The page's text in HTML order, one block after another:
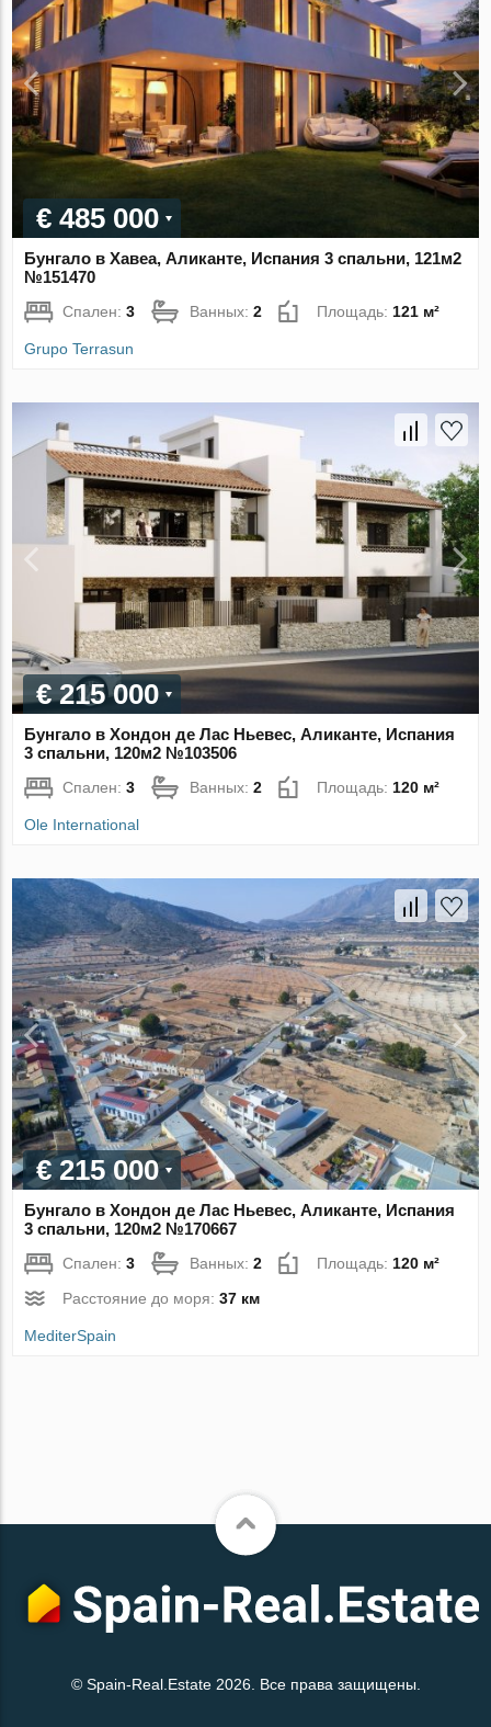
€ 485 000
Бунгало в Хавеа, Аликанте, Испания 3 спальни, 121м2
№151470
Спален:3 Ванных:2 Площадь: 121 м²
Grupo Terrasun
€ 215 000
Бунгало в Хондон де Лас Ньевес, Аликанте, Испания
3 спальни, 120м2 №103506
Спален:3 Ванных:2 Площадь: 120 м²
Ole International
€ 215 000
Бунгало в Хондон де Лас Ньевес, Аликанте, Испания
3 спальни, 120м2 №170667
Спален:3 Ванных:2 Площадь: 120 м²
Расстояние до моря:37 км
MediterSpain
© Spain-Real.Estate 2026. Все права защищены.